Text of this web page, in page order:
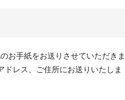
お手紙をお送りさせていただきま
レス、ご住所にお送りいたしま